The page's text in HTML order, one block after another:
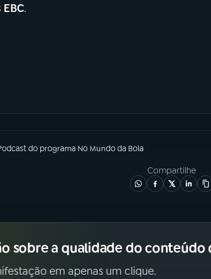
.
do programa No Mundo da Bola
Compartilhe
sobre a qualidade do conteúdo
em apenas um clique.